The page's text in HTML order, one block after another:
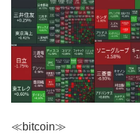
≪bitcoin≫